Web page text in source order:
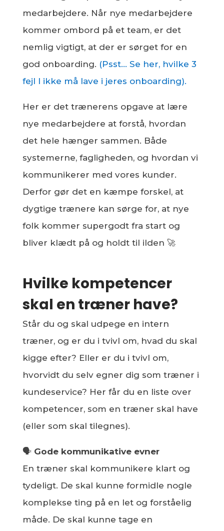
medarbejdere. Når nye medarbejdere
kommer ombord på et team, er det
nemlig vigtigt, at der er sørget for en
god onboarding. (Psst… Se her, hvilke 3
fejl I ikke må lave i jeres onboarding).
Her er det trænerens opgave at lære
nye medarbejdere at forstå, hvordan
det hele hænger sammen. Både
systemerne, fagligheden, og hvordan vi
kommunikerer med vores kunder.
Derfor gør det en kæmpe forskel, at
dygtige trænere kan sørge for, at nye
folk kommer supergodt fra start og
bliver klædt på og holdt til ilden 🚀
Hvilke kompetencer
skal en træner have?
Står du og skal udpege en intern
træner, og er du i tvivl om, hvad du skal
kigge efter? Eller er du i tvivl om,
hvorvidt du selv egner dig som træner i
kundeservice? Her får du en liste over
kompetencer, som en træner skal have
(eller som skal tilegnes).
🗣 Gode kommunikative evner
En træner skal kommunikere klart og
tydeligt. De skal kunne formidle nogle
komplekse ting på en let og forståelig
måde. De skal kunne tage en